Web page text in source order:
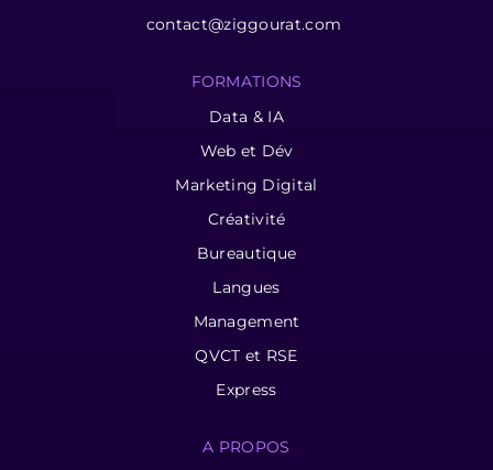
contact@ziggourat.com
FORMATIONS
Data & IA
Web et Dév
Marketing Digital
Créativité
Bureautique
Langues
Management
QVCT et RSE
Express
A PROPOS